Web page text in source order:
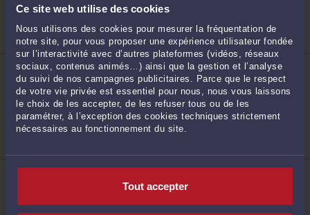
Ce site web utilise des cookies
Nous utilisons des cookies pour mesurer la fréquentation de
notre site, pour vous proposer une expérience utilisateur fondée
sur l’interactivité avec d’autres plateformes (vidéos, réseaux
sociaux, contenus animés…) ainsi que la gestion et l’analyse
du suivi de nos campagnes publicitaires. Parce que le respect
de votre vie privée est essentiel pour nous, nous vous laissons
le choix de les accepter, de les refuser tous ou de les
paramétrer, à l’exception des cookies techniques strictement
nécessaires au fonctionnement du site.
Tout accepter
9
10
Droit du travail
Droit immobilier
ME VANESSA FRASSON
1 Rue René Cassin 91000 EVRY-COURCOURONNES
Droit du travail
Droit commercial, des affaires et de la
concurrence
ME NATHALIE FAUDOT
5 Boulevard de l'Europe 91006 EVRY
COURCOURONNES CEDEX
Accepte les consultations vidéo